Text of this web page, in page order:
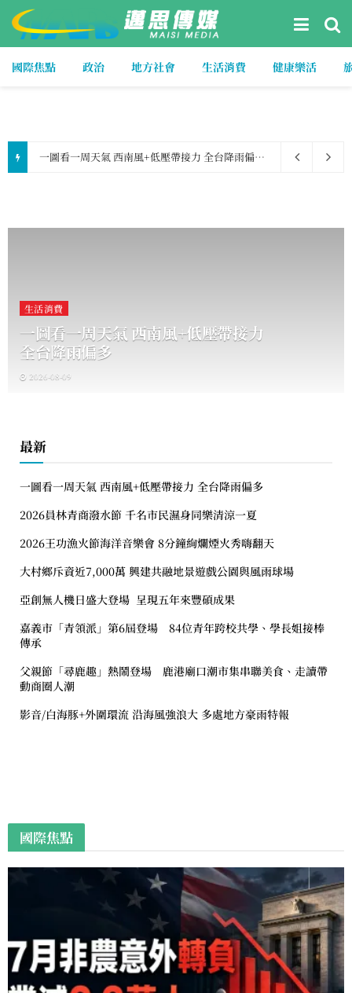
國際焦點 政治 地方社會 生活消費 健康樂活
一圖看一周天氣 西南風+低壓帶接力 全台降雨偏多 2026-08-09
生活消費
一圖看一周天氣 西南風+低壓帶接力
全台降雨偏多
2026-08-09
最新
一圖看一周天氣 西南風+低壓帶接力 全台降雨偏多
2026員林青商潑水節 千名市民濕身同樂清涼一夏
2026王功漁火節海洋音樂會 8分鐘絢爛煙火秀嗨翻天
大村鄉斥資近7,000萬 興建共融地景遊戲公園與風雨球場
亞創無人機日盛大登場 呈現五年來豐碩成果
嘉義市「青領派」第6屆登場 84位青年跨校共學、學長姐接棒
傳承
父親節「尋鹿趣」熱鬧登場 鹿港廟口潮市集串聯美食、走讀帶
動商圈人潮
影音/白海豚+外圍環流 沿海風強浪大 多處地方豪雨特報
國際焦點